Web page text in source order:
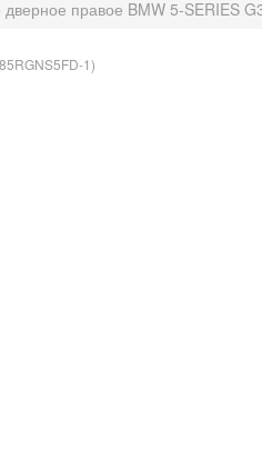
правое BMW 5-SERIES
1)